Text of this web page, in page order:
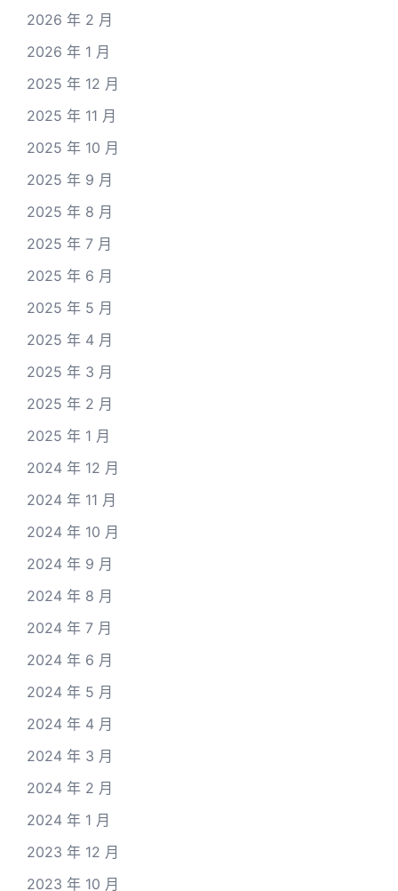
2026 年 2 月
2026 年 1 月
2025 年 12 月
2025 年 11 月
2025 年 10 月
2025 年 9 月
2025 年 8 月
2025 年 7 月
2025 年 6 月
2025 年 5 月
2025 年 4 月
2025 年 3 月
2025 年 2 月
2025 年 1 月
2024 年 12 月
2024 年 11 月
2024 年 10 月
2024 年 9 月
2024 年 8 月
2024 年 7 月
2024 年 6 月
2024 年 5 月
2024 年 4 月
2024 年 3 月
2024 年 2 月
2024 年 1 月
2023 年 12 月
2023 年 10 月